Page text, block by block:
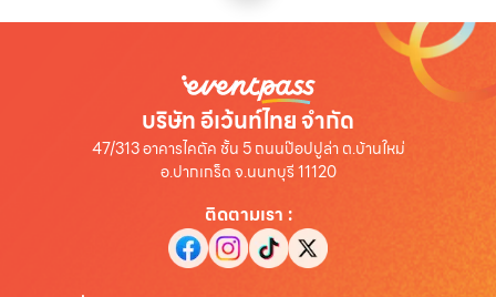
บริษัท อีเว้นท์ไทย จำกัด
47/313 อาคารไคตัค ชั้น 5 ถนนป๊อปปูล่า ต.บ้านใหม่
อ.ปากเกร็ด จ.นนทบุรี 11120
ติดตามเรา :